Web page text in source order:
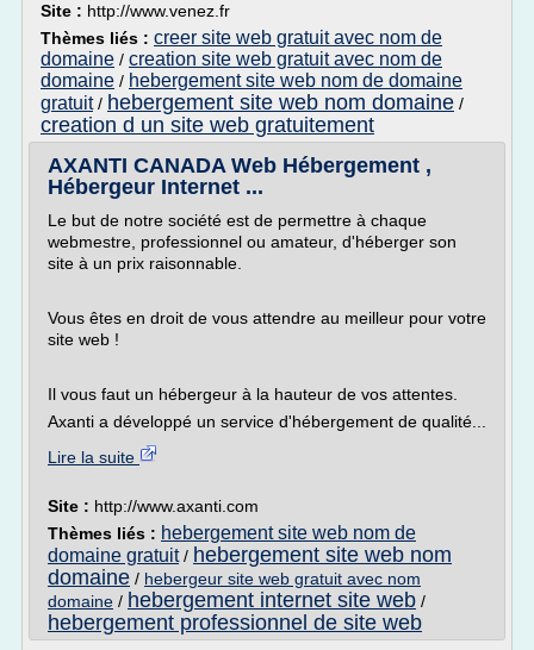
Site : http://www.venez.fr
Thèmes liés : creer site web gratuit avec nom de
domaine / creation site web gratuit avec nom de
domaine / hebergement site web nom de domaine
gratuit/ hebergement site web nom domaine /
creation d un site web gratuitement
AXANTI CANADA Web Hébergement ,
Hébergeur Internet ...
Le but de notre société est de permettre à chaque
webmestre, professionnel ou amateur, d'héberger son
site à un prix raisonnable.
Vous êtes en droit de vous attendre au meilleur pour votre
site web !
Il vous faut un hébergeur à la hauteur de vos attentes.
Axanti a développé un service d'hébergement de qualité...
Lire la suite
Site : http://www.axanti.com
Thèmes liés : hebergement site web nom de
domaine gratuit/ hebergement site web nom
domaine / hebergeur site web gratuit avec nom
domaine / hebergement internet site web /
hebergement professionnel de site web